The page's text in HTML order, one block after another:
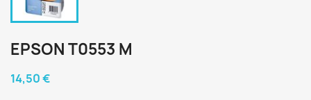
EPSON T0553 M
14,50 €